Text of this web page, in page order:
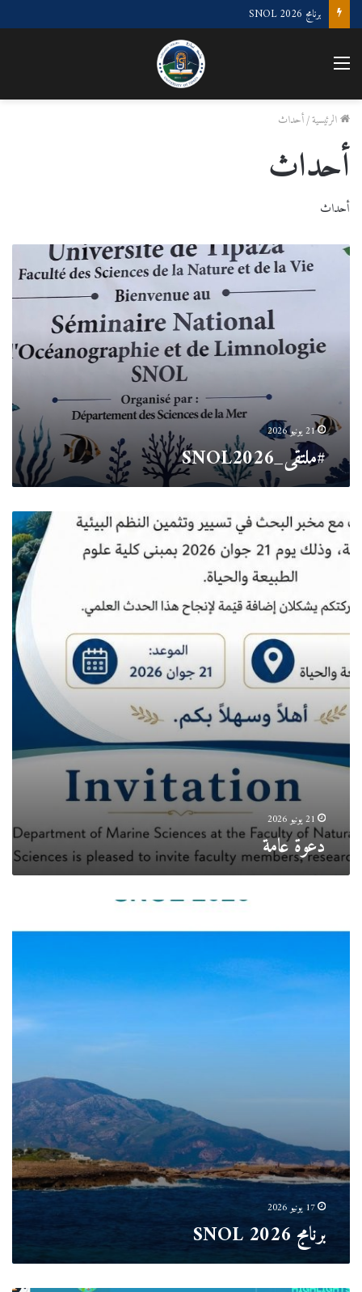
“الملتقى الوطني لعلوم البحر و الليمنولوجيا”
القائمة
الرئيسية/أحداث
أحداث
أحداث
#ملتقى_SNOL2026
21 يونيو 2026
#ملتقى_SNOL2026
دعوة
عامة
21 يونيو 2026
دعوة عامة
17 يونيو 2026
برنامج SNOL 2026